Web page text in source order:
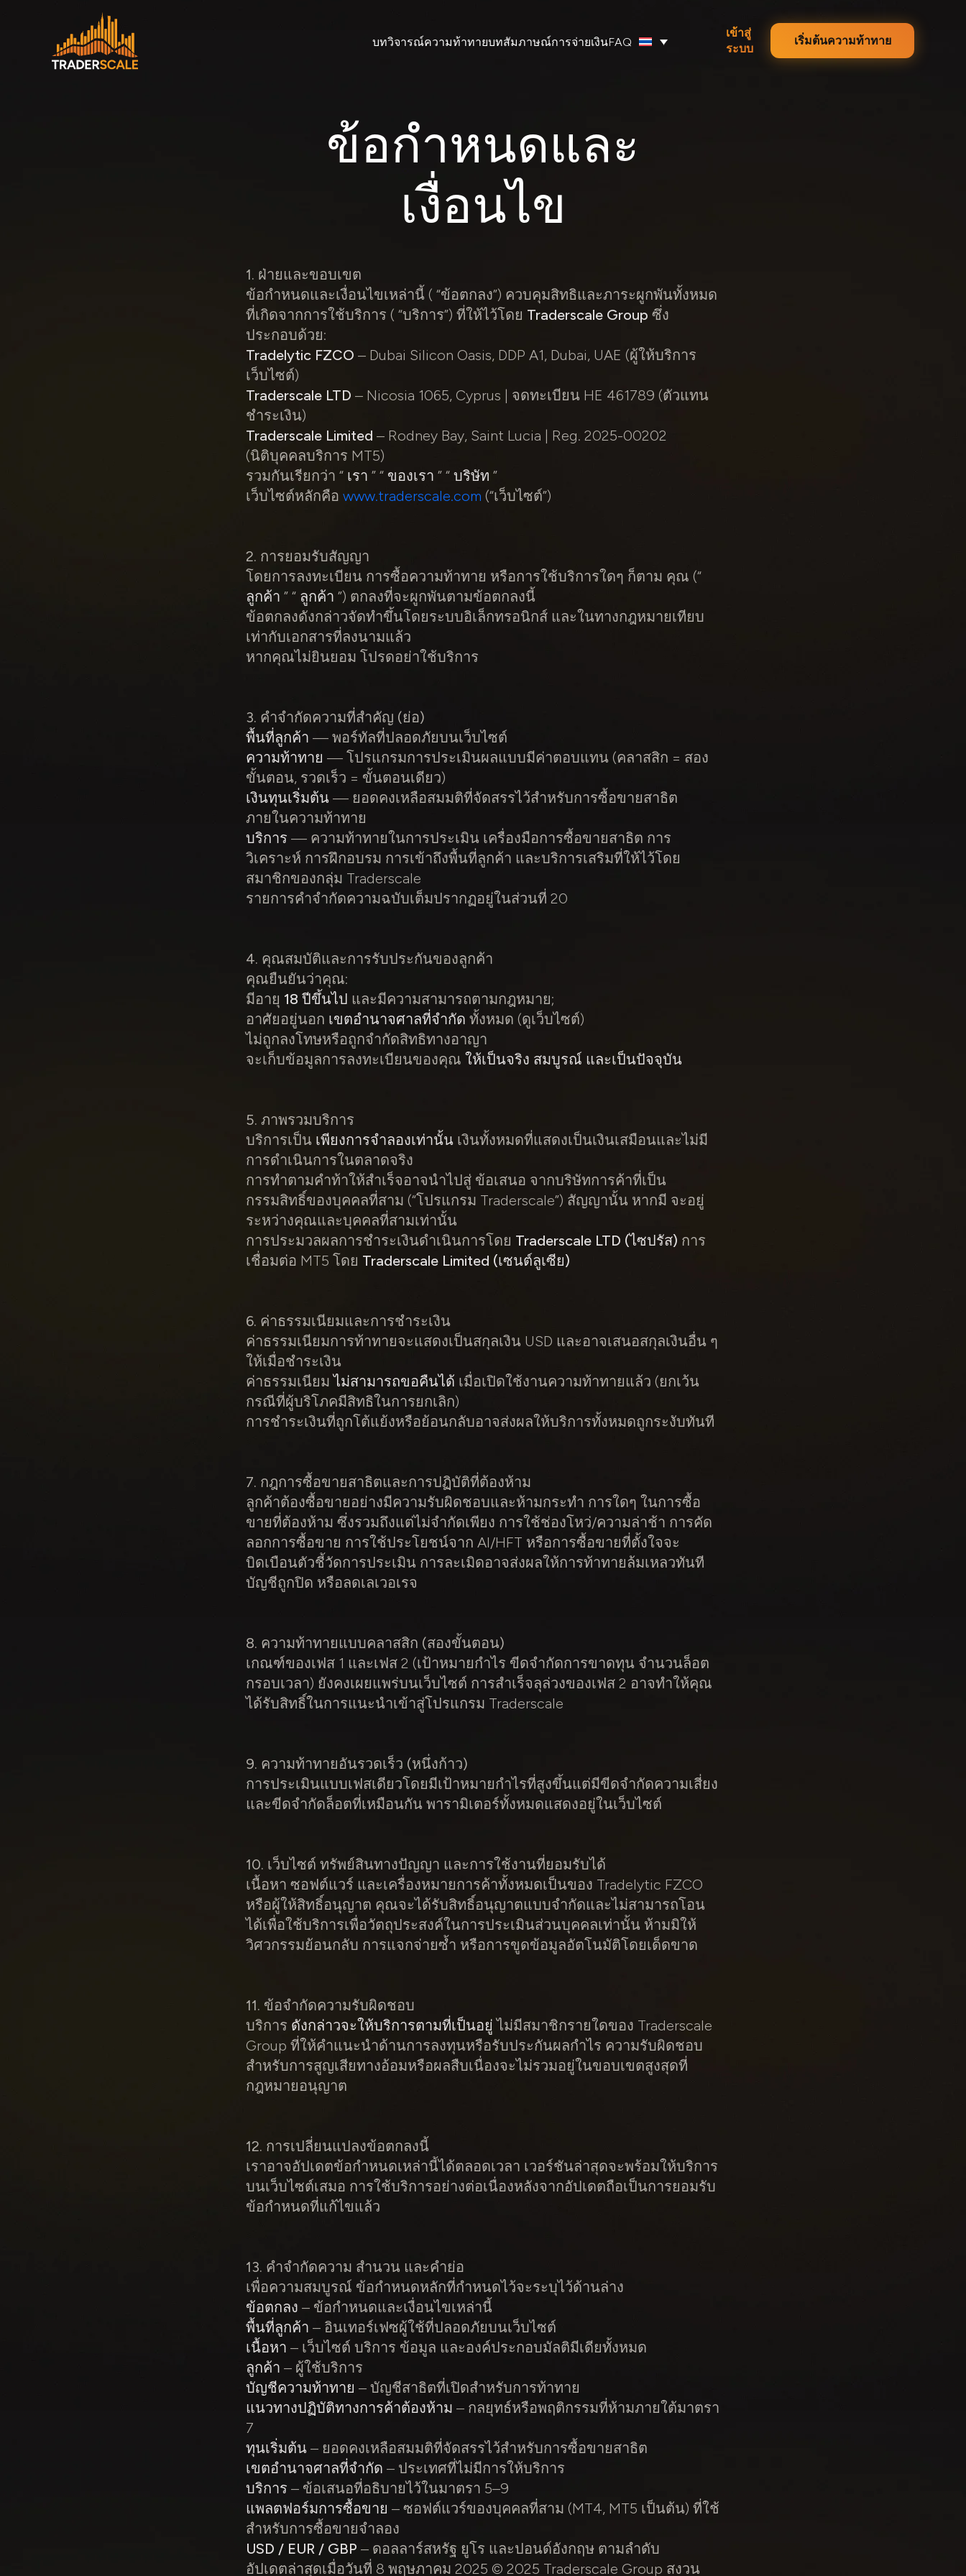
บทวิจารณ์ความท้าทายบทสัมภาษณ์การจ่ายเงินFAQ
เข้าสู่
ระบบ
เริ่มต้นความท้าทาย
ข้อกำหนดและ
เงื่อนไข
1. ฝ่ายและขอบเขต
ข้อกำหนดและเงื่อนไขเหล่านี้ ( “ข้อตกลง”) ควบคุมสิทธิและภาระผูกพันทั้งหมด
ที่เกิดจากการใช้บริการ ( “บริการ”) ที่ให้ไว้โดย Traderscale Group ซึ่ง
ประกอบด้วย:
Tradelytic FZCO – Dubai Silicon Oasis, DDP A1, Dubai, UAE (ผู้ให้บริการ
เว็บไซต์)
Traderscale LTD – Nicosia 1065, Cyprus | จดทะเบียน HE 461789 (ตัวแทน
ชำระเงิน)
Traderscale Limited – Rodney Bay, Saint Lucia | Reg. 2025-00202
(นิติบุคคลบริการ MT5)
รวมกันเรียกว่า “ เรา ” “ ของเรา ” “ บริษัท ”
เว็บไซต์หลักคือ www.traderscale.com (“เว็บไซต์”)
2. การยอมรับสัญญา
โดยการลงทะเบียน การซื้อความท้าทาย หรือการใช้บริการใดๆ ก็ตาม คุณ (“
ลูกค้า ” “ ลูกค้า ”) ตกลงที่จะผูกพันตามข้อตกลงนี้
ข้อตกลงดังกล่าวจัดทำขึ้นโดยระบบอิเล็กทรอนิกส์ และในทางกฎหมายเทียบ
เท่ากับเอกสารที่ลงนามแล้ว
หากคุณไม่ยินยอม โปรดอย่าใช้บริการ
3. คำจำกัดความที่สำคัญ (ย่อ)
พื้นที่ลูกค้า — พอร์ทัลที่ปลอดภัยบนเว็บไซต์
ความท้าทาย — โปรแกรมการประเมินผลแบบมีค่าตอบแทน (คลาสสิก = สอง
ขั้นตอน, รวดเร็ว = ขั้นตอนเดียว)
เงินทุนเริ่มต้น — ยอดคงเหลือสมมติที่จัดสรรไว้สำหรับการซื้อขายสาธิต
ภายในความท้าทาย
บริการ — ความท้าทายในการประเมิน เครื่องมือการซื้อขายสาธิต การ
วิเคราะห์ การฝึกอบรม การเข้าถึงพื้นที่ลูกค้า และบริการเสริมที่ให้ไว้โดย
สมาชิกของกลุ่ม Traderscale
รายการคำจำกัดความฉบับเต็มปรากฏอยู่ในส่วนที่ 20
4. คุณสมบัติและการรับประกันของลูกค้า
คุณยืนยันว่าคุณ:
มีอายุ 18 ปีขึ้นไป และมีความสามารถตามกฎหมาย;
อาศัยอยู่นอก เขตอำนาจศาลที่จำกัด ทั้งหมด (ดูเว็บไซต์)
ไม่ถูกลงโทษหรือถูกจำกัดสิทธิทางอาญา
จะเก็บข้อมูลการลงทะเบียนของคุณ ให้เป็นจริง สมบูรณ์ และเป็นปัจจุบัน
5. ภาพรวมบริการ
บริการเป็น เพียงการจำลองเท่านั้น เงินทั้งหมดที่แสดงเป็นเงินเสมือนและไม่มี
การดำเนินการในตลาดจริง
การทำตามคำท้าให้สำเร็จอาจนำไปสู่ ข้อเสนอ จากบริษัทการค้าที่เป็น
กรรมสิทธิ์ของบุคคลที่สาม (“โปรแกรม Traderscale”) สัญญานั้น หากมี จะอยู่
ระหว่างคุณและบุคคลที่สามเท่านั้น
การประมวลผลการชำระเงินดำเนินการโดย Traderscale LTD (ไซปรัส) การ
เชื่อมต่อ MT5 โดย Traderscale Limited (เซนต์ลูเซีย)
6. ค่าธรรมเนียมและการชำระเงิน
ค่าธรรมเนียมการท้าทายจะแสดงเป็นสกุลเงิน USD และอาจเสนอสกุลเงินอื่น ๆ
ให้เมื่อชำระเงิน
ค่าธรรมเนียมไม่สามารถขอคืนได้ เมื่อเปิดใช้งานความท้าทายแล้ว (ยกเว้น
กรณีที่ผู้บริโภคมีสิทธิในการยกเลิก)
การชำระเงินที่ถูกโต้แย้งหรือย้อนกลับอาจส่งผลให้บริการทั้งหมดถูกระงับทันที
7. กฎการซื้อขายสาธิตและการปฏิบัติที่ต้องห้าม
ลูกค้าต้องซื้อขายอย่างมีความรับผิดชอบและห้ามกระทำ การใดๆ ในการซื้อ
ขายที่ต้องห้าม ซึ่งรวมถึงแต่ไม่จำกัดเพียง การใช้ช่องโหว่/ความล่าช้า การคัด
ลอกการซื้อขาย การใช้ประโยชน์จาก AI/HFT หรือการซื้อขายที่ตั้งใจจะ
บิดเบือนตัวชี้วัดการประเมิน การละเมิดอาจส่งผลให้การท้าทายล้มเหลวทันที
บัญชีถูกปิด หรือลดเลเวอเรจ
8. ความท้าทายแบบคลาสสิก (สองขั้นตอน)
เกณฑ์ของเฟส 1 และเฟส 2 (เป้าหมายกำไร ขีดจำกัดการขาดทุน จำนวนล็อต
กรอบเวลา) ยังคงเผยแพร่บนเว็บไซต์ การสำเร็จลุล่วงของเฟส 2 อาจทำให้คุณ
ได้รับสิทธิ์ในการแนะนำเข้าสู่โปรแกรม Traderscale
9. ความท้าทายอันรวดเร็ว (หนึ่งก้าว)
การประเมินแบบเฟสเดียวโดยมีเป้าหมายกำไรที่สูงขึ้นแต่มีขีดจำกัดความเสี่ยง
และขีดจำกัดล็อตที่เหมือนกัน พารามิเตอร์ทั้งหมดแสดงอยู่ในเว็บไซต์
10. เว็บไซต์ ทรัพย์สินทางปัญญา และการใช้งานที่ยอมรับได้
เนื้อหา ซอฟต์แวร์ และเครื่องหมายการค้าทั้งหมดเป็นของ Tradelytic FZCO
หรือผู้ให้สิทธิ์อนุญาต คุณจะได้รับสิทธิ์อนุญาตแบบจำกัดและไม่สามารถโอน
ได้เพื่อใช้บริการเพื่อวัตถุประสงค์ในการประเมินส่วนบุคคลเท่านั้น ห้ามมิให้
วิศวกรรมย้อนกลับ การแจกจ่ายซ้ำ หรือการขูดข้อมูลอัตโนมัติโดยเด็ดขาด
11. ข้อจำกัดความรับผิดชอบ
บริการ ดังกล่าวจะให้บริการตามที่เป็นอยู่ ไม่มีสมาชิกรายใดของ Traderscale
Group ที่ให้คำแนะนำด้านการลงทุนหรือรับประกันผลกำไร ความรับผิดชอบ
สำหรับการสูญเสียทางอ้อมหรือผลสืบเนื่องจะไม่รวมอยู่ในขอบเขตสูงสุดที่
กฎหมายอนุญาต
12. การเปลี่ยนแปลงข้อตกลงนี้
เราอาจอัปเดตข้อกำหนดเหล่านี้ได้ตลอดเวลา เวอร์ชันล่าสุดจะพร้อมให้บริการ
บนเว็บไซต์เสมอ การใช้บริการอย่างต่อเนื่องหลังจากอัปเดตถือเป็นการยอมรับ
ข้อกำหนดที่แก้ไขแล้ว
13. คำจำกัดความ สำนวน และคำย่อ
เพื่อความสมบูรณ์ ข้อกำหนดหลักที่กำหนดไว้จะระบุไว้ด้านล่าง
ข้อตกลง – ข้อกำหนดและเงื่อนไขเหล่านี้
พื้นที่ลูกค้า – อินเทอร์เฟซผู้ใช้ที่ปลอดภัยบนเว็บไซต์
เนื้อหา – เว็บไซต์ บริการ ข้อมูล และองค์ประกอบมัลติมีเดียทั้งหมด
ลูกค้า – ผู้ใช้บริการ
บัญชีความท้าทาย – บัญชีสาธิตที่เปิดสำหรับการท้าทาย
แนวทางปฏิบัติทางการค้าต้องห้าม – กลยุทธ์หรือพฤติกรรมที่ห้ามภายใต้มาตรา
7
ทุนเริ่มต้น – ยอดคงเหลือสมมติที่จัดสรรไว้สำหรับการซื้อขายสาธิต
เขตอำนาจศาลที่จำกัด – ประเทศที่ไม่มีการให้บริการ
บริการ – ข้อเสนอที่อธิบายไว้ในมาตรา 5–9
แพลตฟอร์มการซื้อขาย – ซอฟต์แวร์ของบุคคลที่สาม (MT4, MT5 เป็นต้น) ที่ใช้
สำหรับการซื้อขายจำลอง
USD / EUR / GBP – ดอลลาร์สหรัฐ ยูโร และปอนด์อังกฤษ ตามลำดับ
อัปเดตล่าสุดเมื่อวันที่ 8 พฤษภาคม 2025 © 2025 Traderscale Group สงวน